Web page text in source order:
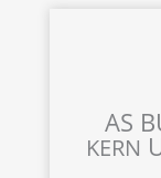
AS
KERN